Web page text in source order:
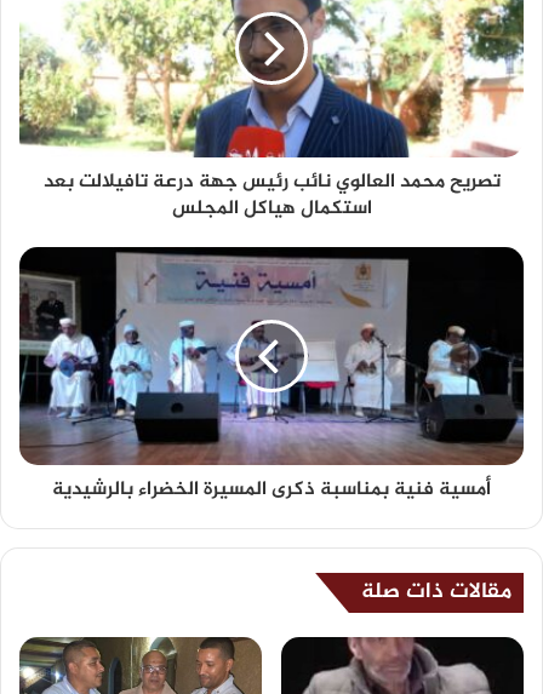
تصريح محمد العالوي نائب رئيس جهة درعة تافيلالت بعد
استكمال هياكل المجلس
أمسية فنية بمناسبة ذكرى المسيرة الخضراء بالرشيدية
مقالات ذات صلة